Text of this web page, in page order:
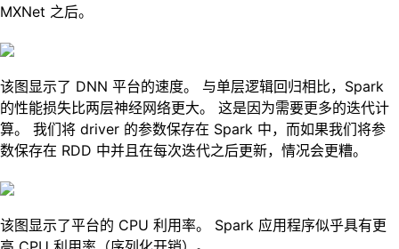
MXNet 之后。
该图显示了 DNN 平台的速度。 与单层逻辑回归相比，Spark
的性能损失比两层神经网络更大。 这是因为需要更多的迭代计
算。 我们将 driver 的参数保存在 Spark 中，而如果我们将参
数保存在 RDD 中并且在每次迭代之后更新，情况会更糟。
该图显示了平台的 CPU 利用率。 Spark 应用程序似乎具有更